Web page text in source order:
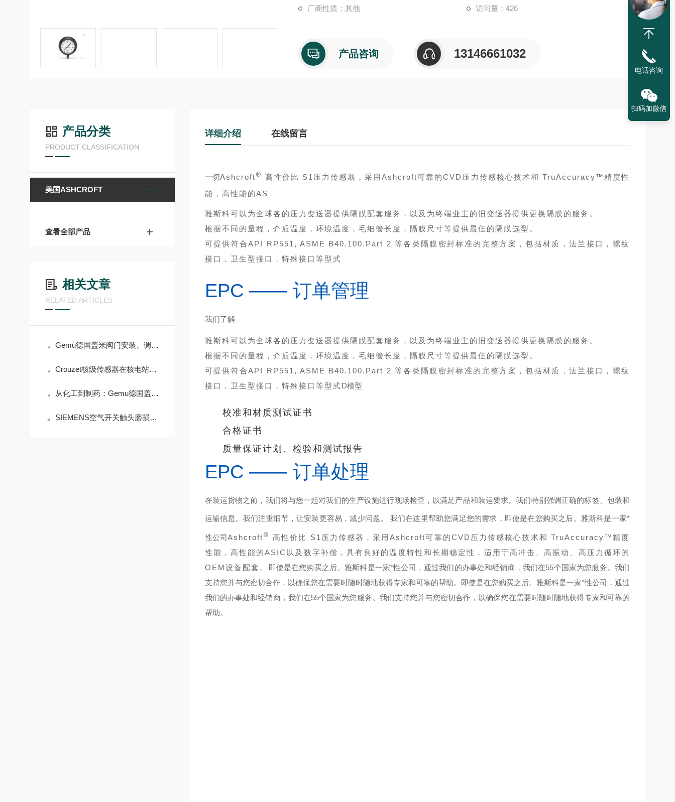
厂商性质：其他 访问量：426
产品咨询 13146661032
产品分类
PRODUCT CLASSIFICATION
美国ASHCROFT
查看全部产品
相关文章
RELATED ARTICLES
Gemu德国盖米阀门安装、调试与维护要点
Crouzet核级传感器在核电站安全系统中的5大核心应用
从化工到制药：Gemu德国盖米阀门如何应对严苛工况挑战？
SIEMENS空气开关触头磨损检查与更换标准
详细介绍 在线留言
一切Ashcroft ® 高性价比 S1压力传感器，采用Ashcroft可靠的CVD压力传感核心技术和 TruAccuracy™精度性
能，高性能的AS
雅斯科可以为全球各的压力变送器提供隔膜配套服务，以及为终端业主的旧变送器提供更换隔膜的服务。
根据不同的量程，介质温度，环境温度，毛细管长度，隔膜尺寸等提供最佳的隔膜选型。
可提供符合API RP551, ASME B40.100.Part 2 等各类隔膜密封标准的完整方案，包括材质，法兰接口，螺纹
接口，卫生型接口，特殊接口等型式
EPC —— 订单管理
我们了解
雅斯科可以为全球各的压力变送器提供隔膜配套服务，以及为终端业主的旧变送器提供更换隔膜的服务。
根据不同的量程，介质温度，环境温度，毛细管长度，隔膜尺寸等提供最佳的隔膜选型。
可提供符合API RP551, ASME B40.100.Part 2 等各类隔膜密封标准的完整方案，包括材质，法兰接口，螺纹
接口，卫生型接口，特殊接口等型式D模型
校准和材质测试证书
合格证书
质量保证计划、检验和测试报告
EPC —— 订单处理
在装运货物之前，我们将与您一起对我们的生产设施进行现场检查，以满足产品和装运要求。我们特别强调正确的标签、包装和
运输信息。我们注重细节，让安装更容易，减少问题。 我们在这里帮助您满足您的需求， 即使是在您购买之后。雅斯科是一家*
性公司Ashcroft ® 高性价比 S1压力传感器，采用Ashcroft可靠的CVD压力传感核心技术和 TruAccuracy™精度
性能，高性能的ASIC以及数字补偿，具有良好的温度特性和长期稳定性，适用于高冲击、高振动、高压力循环的
OEM设备配套。 即使是在您购买之后。雅斯科是一家*性公司，通过我们的办事处和经销商，我们在55个国家为您服务。我们
支持您并与您密切合作，以确保您在需要时随时随地获得专家和可靠的帮助。 即使是在您购买之后。雅斯科是一家*性公司，通过
我们的办事处和经销商，我们在55个国家为您服务。我们支持您并与您密切合作，以确保您在需要时随时随地获得专家和可靠的
帮助。
电话咨询
扫码加微信